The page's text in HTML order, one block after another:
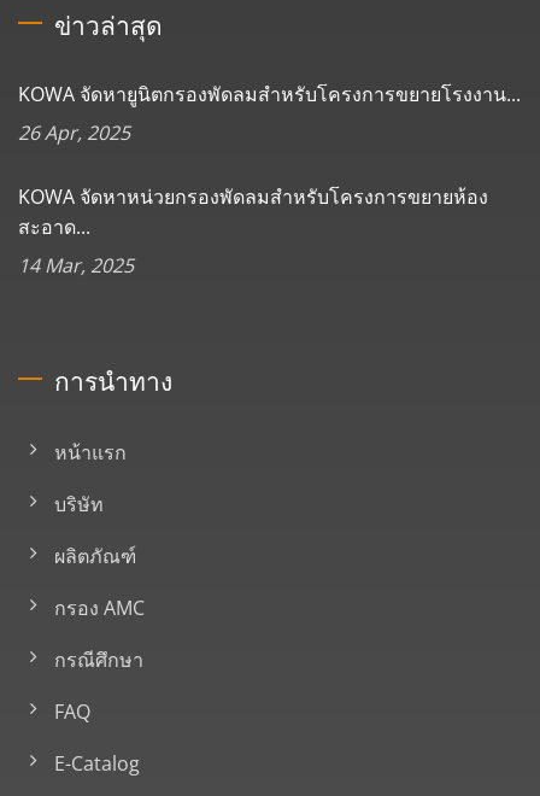
ข่าวล่าสุด
KOWA จัดหายูนิตกรองพัดลมสำหรับโครงการขยายโรงงาน...
26 Apr, 2025
KOWA จัดหาหน่วยกรองพัดลมสำหรับโครงการขยายห้อง
สะอาด...
14 Mar, 2025
การนำทาง
หน้าแรก
บริษัท
ผลิตภัณฑ์
กรอง AMC
กรณีศึกษา
FAQ
E-Catalog